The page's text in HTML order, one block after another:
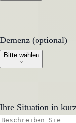
Demenz (optional)
Demenz (optional)
Bitte wählen
Ihre Situation in